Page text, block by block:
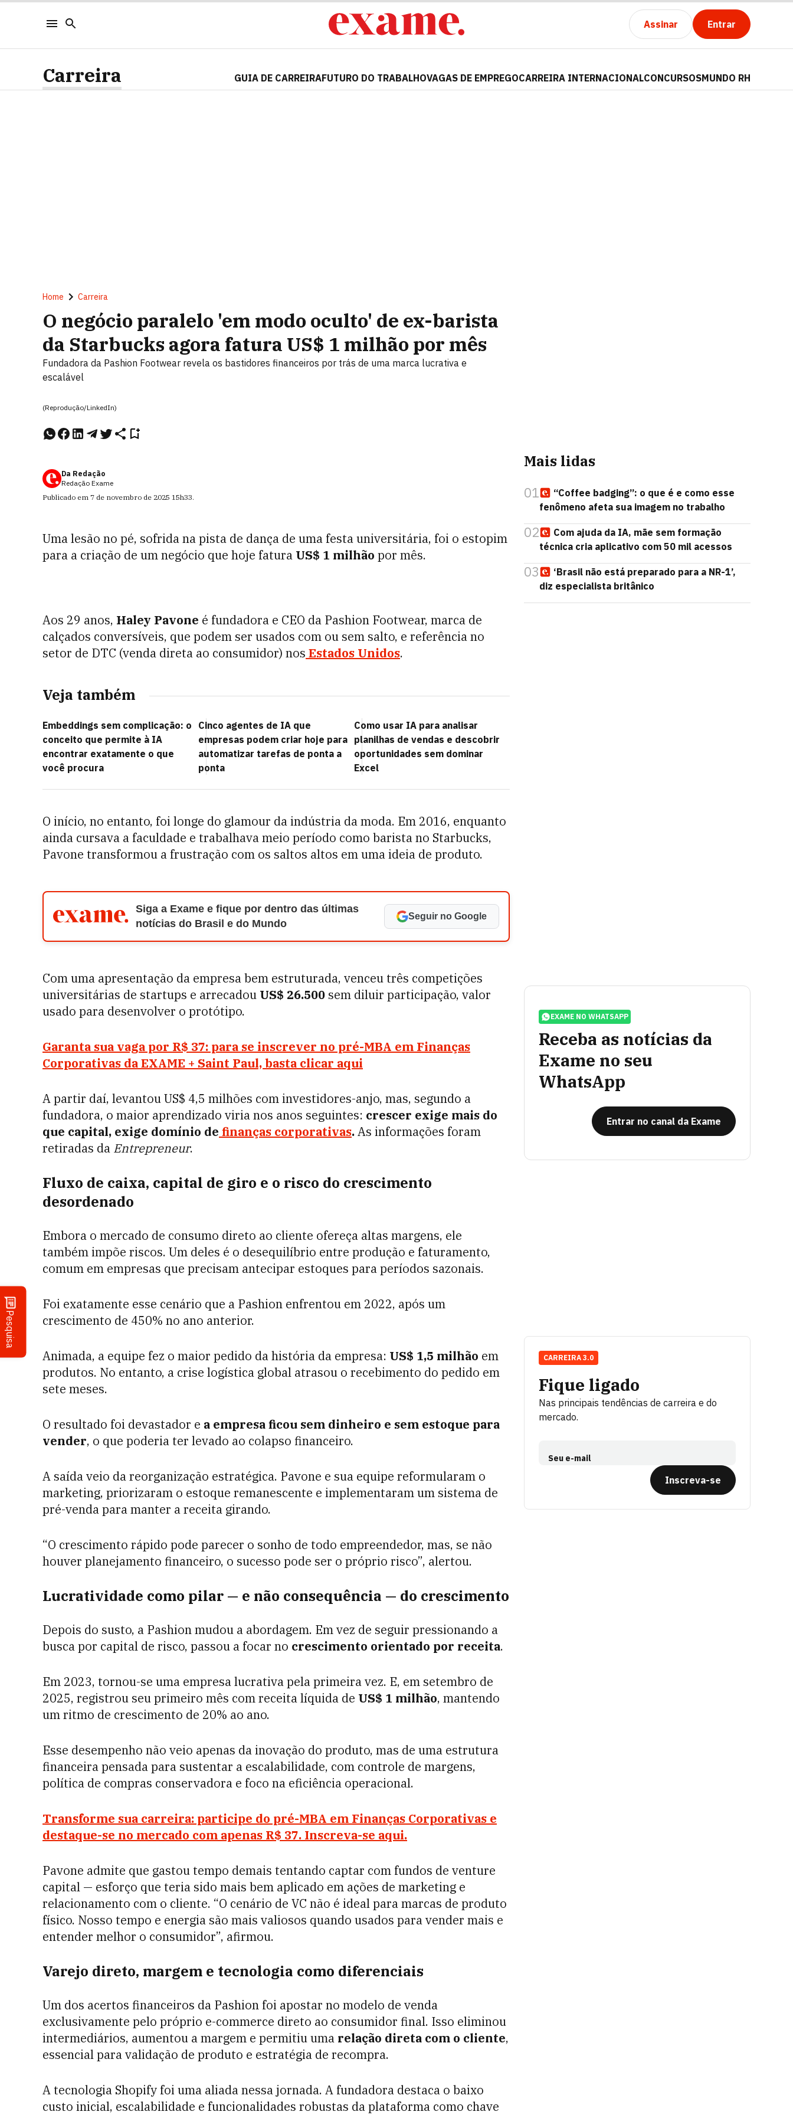
Assinar Entrar
Pesquisa
Carreira GUIA DE CARREIRAFUTURO DO TRABALHOVAGAS DE EMPREGOCARREIRA INTERNACIONALCONCURSOSMUNDO RH
Home Carreira
O negócio paralelo 'em modo oculto' de ex-barista
da Starbucks agora fatura US$ 1 milhão por mês
Fundadora da Pashion Footwear revela os bastidores financeiros por trás de uma marca lucrativa e
escalável
(Reprodução/LinkedIn)
Da Redação
Redação Exame
Publicado em 7 de novembro de 2025 15h33.
Uma lesão no pé, sofrida na pista de dança de uma festa universitária, foi o estopim
para a criação de um negócio que hoje fatura US$ 1 milhão por mês.
Aos 29 anos, Haley Pavone é fundadora e CEO da Pashion Footwear, marca de
calçados conversíveis, que podem ser usados com ou sem salto, e referência no
setor de DTC (venda direta ao consumidor) nos Estados Unidos.
Veja também
Embeddings sem complicação: o
conceito que permite à IA
encontrar exatamente o que
você procura
Cinco agentes de IA que
empresas podem criar hoje para
automatizar tarefas de ponta a
ponta
Como usar IA para analisar
planilhas de vendas e descobrir
oportunidades sem dominar
Excel
O início, no entanto, foi longe do glamour da indústria da moda. Em 2016, enquanto
ainda cursava a faculdade e trabalhava meio período como barista no Starbucks,
Pavone transformou a frustração com os saltos altos em uma ideia de produto.
Siga a Exame e fique por dentro das últimas
notícias do Brasil e do Mundo
Seguir no Google
Com uma apresentação da empresa bem estruturada, venceu três competições
universitárias de startups e arrecadou US$ 26.500 sem diluir participação, valor
usado para desenvolver o protótipo.
Garanta sua vaga por R$ 37: para se inscrever no pré-MBA em Finanças
Corporativas da EXAME + Saint Paul, basta clicar aqui
A partir daí, levantou US$ 4,5 milhões com investidores-anjo, mas, segundo a
fundadora, o maior aprendizado viria nos anos seguintes: crescer exige mais do
que capital, exige domínio de finanças corporativas.As informações foram
retiradas da Entrepreneur.
Fluxo de caixa, capital de giro e o risco do crescimento
desordenado
Embora o mercado de consumo direto ao cliente ofereça altas margens, ele
também impõe riscos. Um deles é o desequilíbrio entre produção e faturamento,
comum em empresas que precisam antecipar estoques para períodos sazonais.
Foi exatamente esse cenário que a Pashion enfrentou em 2022, após um
crescimento de 450% no ano anterior.
Animada, a equipe fez o maior pedido da história da empresa: US$ 1,5 milhão em
produtos. No entanto, a crise logística global atrasou o recebimento do pedido em
sete meses.
O resultado foi devastador e a empresa ficou sem dinheiro e sem estoque para
vender, o que poderia ter levado ao colapso financeiro.
A saída veio da reorganização estratégica. Pavone e sua equipe reformularam o
marketing, priorizaram o estoque remanescente e implementaram um sistema de
pré-venda para manter a receita girando.
“O crescimento rápido pode parecer o sonho de todo empreendedor, mas, se não
houver planejamento financeiro, o sucesso pode ser o próprio risco”, alertou.
Lucratividade como pilar — e não consequência — do crescimento
Depois do susto, a Pashion mudou a abordagem. Em vez de seguir pressionando a
busca por capital de risco, passou a focar no crescimento orientado por receita.
Em 2023, tornou-se uma empresa lucrativa pela primeira vez. E, em setembro de
2025, registrou seu primeiro mês com receita líquida de US$ 1 milhão, mantendo
um ritmo de crescimento de 20% ao ano.
Esse desempenho não veio apenas da inovação do produto, mas de uma estrutura
financeira pensada para sustentar a escalabilidade, com controle de margens,
política de compras conservadora e foco na eficiência operacional.
Transforme sua carreira: participe do pré-MBA em Finanças Corporativas e
destaque-se no mercado com apenas R$ 37. Inscreva-se aqui.
Pavone admite que gastou tempo demais tentando captar com fundos de venture
capital — esforço que teria sido mais bem aplicado em ações de marketing e
relacionamento com o cliente. “O cenário de VC não é ideal para marcas de produto
físico. Nosso tempo e energia são mais valiosos quando usados para vender mais e
entender melhor o consumidor”, afirmou.
Varejo direto, margem e tecnologia como diferenciais
Um dos acertos financeiros da Pashion foi apostar no modelo de venda
exclusivamente pelo próprio e-commerce direto ao consumidor final. Isso eliminou
intermediários, aumentou a margem e permitiu uma relação direta com o cliente,
essencial para validação de produto e estratégia de recompra.
A tecnologia Shopify foi uma aliada nessa jornada. A fundadora destaca o baixo
custo inicial, escalabilidade e funcionalidades robustas da plataforma como chave
Mais lidas
01
“Coffee badging”: o que é e como esse
fenômeno afeta sua imagem no trabalho
02
Com ajuda da IA, mãe sem formação
técnica cria aplicativo com 50 mil acessos
03
‘Brasil não está preparado para a NR-1’,
diz especialista britânico
EXAME NO WHATSAPP
Receba as notícias da
Exame no seu
WhatsApp
Entrar no canal da Exame
Fique ligado
Nas principais tendências de carreira e do
mercado.
Seu e-mail
Inscreva-se
CARREIRA 3.0